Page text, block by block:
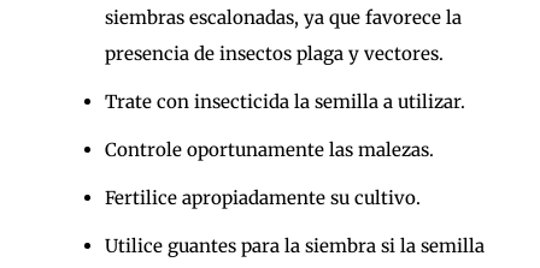
siembras escalonadas, ya que favorece la
presencia de insectos plaga y vectores.
Trate con insecticida la semilla a utilizar.
Controle oportunamente las malezas.
Fertilice apropiadamente su cultivo.
Utilice guantes para la siembra si la semilla